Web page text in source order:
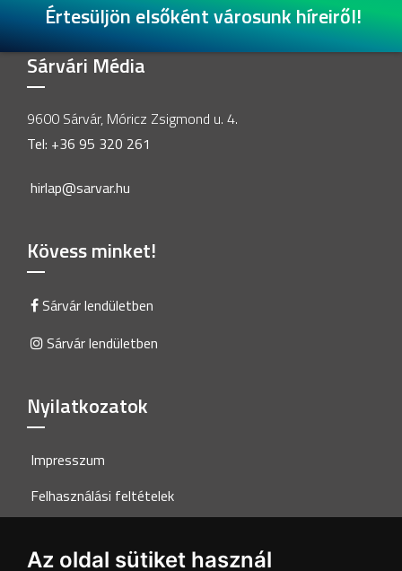
Az oldal sütiket használ
Értesüljön elsőként városunk híreiről!
Sárvári Média
9600 Sárvár, Móricz Zsigmond u. 4.
Tel: +36 95 320 261
hirlap@sarvar.hu
Kövess minket!
Sárvár lendületben
Sárvár lendületben
Nyilatkozatok
Impresszum
Felhasználási feltételek